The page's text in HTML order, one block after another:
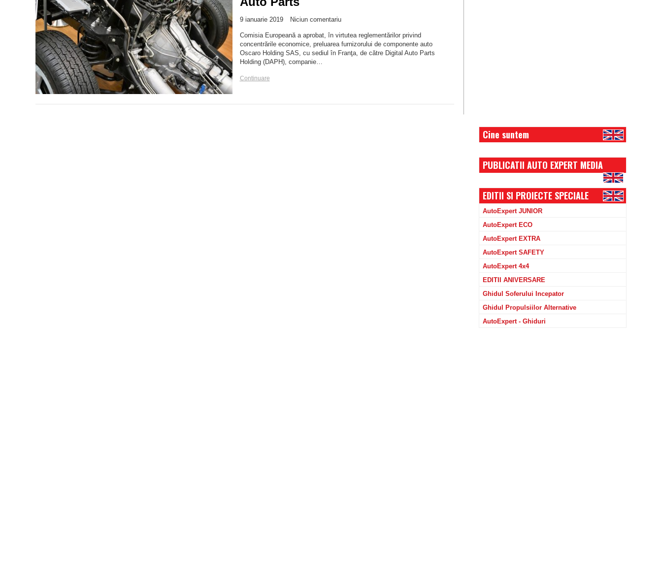
9 ianuarie 2019 Niciun comentariu
Comisia Europeană a aprobat, în virtutea reglementărilor privind
concentrările economice, preluarea furnizorului de componente auto
Oscaro Holding SAS, cu sediul în Franţa, de către Digital Auto Parts
Holding (DAPH), companie…
Continuare
Cine suntem
PUBLICATII AUTO EXPERT MEDIA
EDITII SI PROIECTE SPECIALE
AutoExpert JUNIOR
AutoExpert ECO
AutoExpert EXTRA
AutoExpert SAFETY
AutoExpert 4x4
EDITII ANIVERSARE
Ghidul Soferului Incepator
Ghidul Propulsiilor Alternative
AutoExpert - Ghiduri